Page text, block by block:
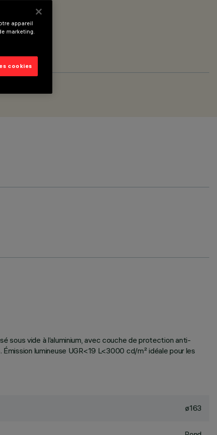
sous vide à l’aluminium, avec couche de protection anti-
lumineuse UGR<19 L<3000 cd/m² idéale pour les
ø163
appareil
marketing.
cookies